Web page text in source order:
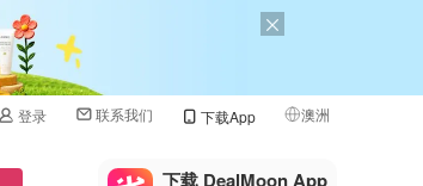
登录 联系我们 下载App 澳洲
🇺🇸
下载 DealMoon App